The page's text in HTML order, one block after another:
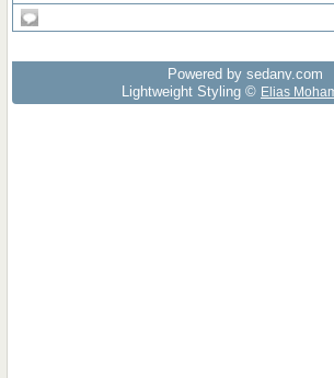
Powered by sedany.com
Lightweight Styling © Elias